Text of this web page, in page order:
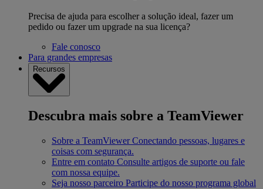
Precisa de ajuda para escolher a solução ideal, fazer um
pedido ou fazer um upgrade na sua licença?
Fale conosco
Para grandes empresas
Recursos
Descubra mais sobre a TeamViewer
Sobre a TeamViewer Conectando pessoas, lugares e
coisas com segurança.
Entre em contato Consulte artigos de suporte ou fale
com nossa equipe.
Seja nosso parceiro Participe do nosso programa global